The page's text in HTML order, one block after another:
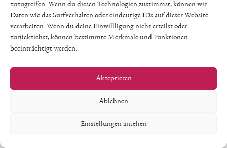
zuzugreifen. Wenn du diesen Technologien zustimmst, können wir
Daten wie das Surfverhalten oder eindeutige IDs auf dieser Website
verarbeiten. Wenn du deine Einwillligung nicht erteilst oder
zurückziehst, können bestimmte Merkmale und Funktionen
beeinträchtigt werden.
Akzeptieren
Ablehnen
Einstellungen ansehen